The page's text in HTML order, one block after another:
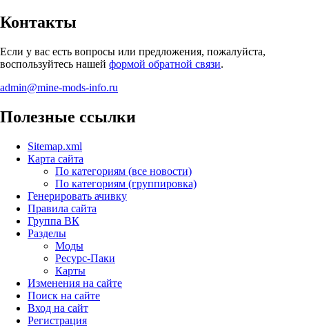
Контакты
Если у вас есть вопросы или предложения, пожалуйста,
воспользуйтесь нашей формой обратной связи.
admin@mine-mods-info.ru
Полезные ссылки
Sitemap.xml
Карта сайта
По категориям (все новости)
По категориям (группировка)
Генерировать ачивку
Правила сайта
Группа ВК
Разделы
Моды
Ресурс-Паки
Карты
Изменения на сайте
Поиск на сайте
Вход на сайт
Регистрация